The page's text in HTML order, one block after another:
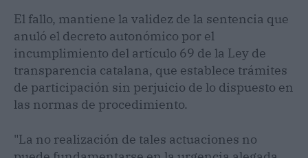
El fallo, mantiene la validez de la sentencia que
anuló el decreto autonómico por el
incumplimiento del artículo 69 de la Ley de
transparencia catalana, que establece trámites
de participación sin perjuicio de lo dispuesto en
las normas de procedimiento.
"La no realización de tales actuaciones no